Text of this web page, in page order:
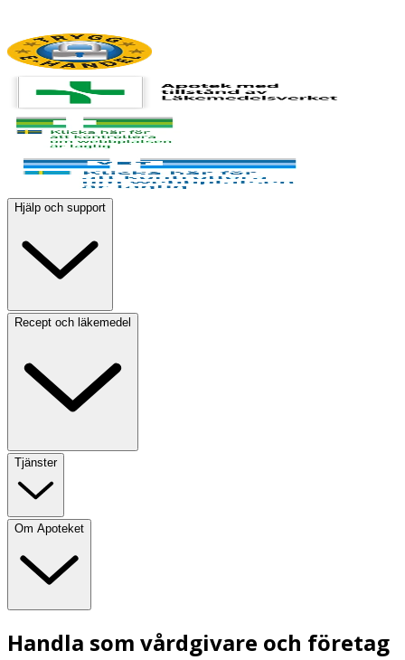
Hjälp och support
Recept och läkemedel
Tjänster
Om Apoteket
Handla som vårdgivare och företag